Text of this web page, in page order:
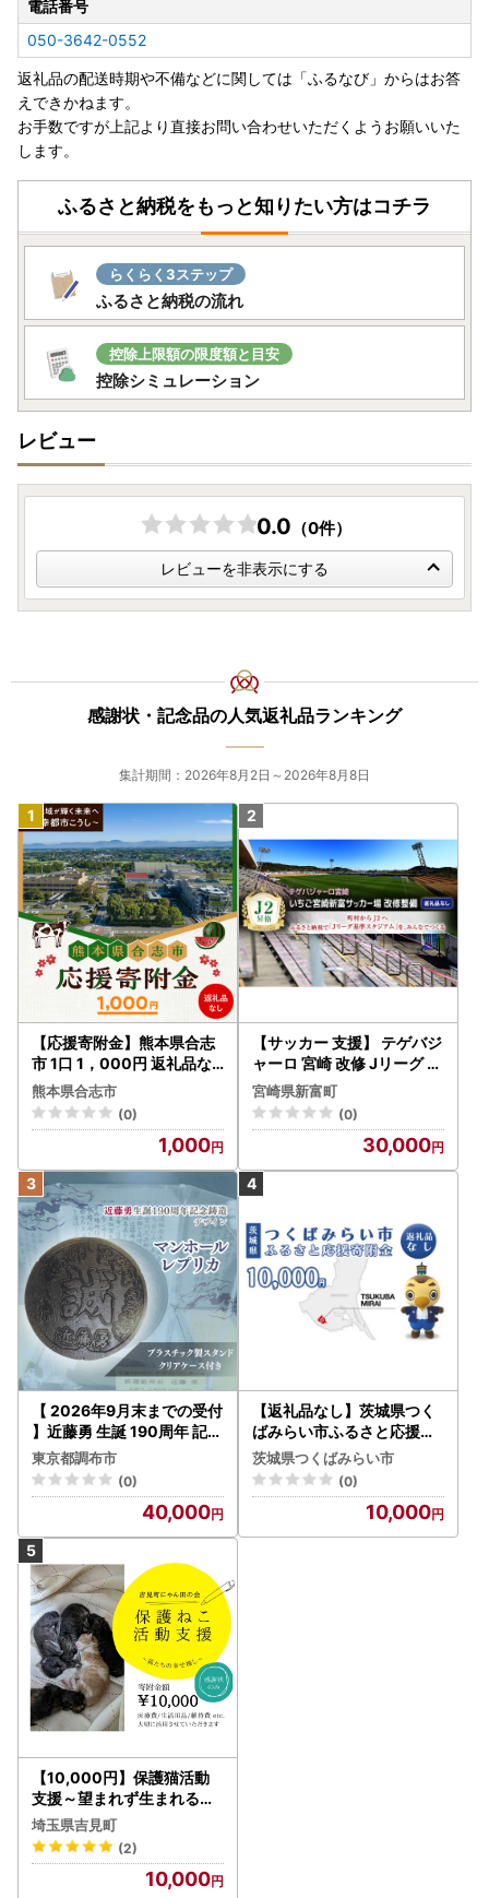
電話番号
050-3642-0552
返礼品の配送時期や不備などに関しては「ふるなび」からはお答
えできかねます。
お手数ですが上記より直接お問い合わせいただくようお願いいた
します。
ふるさと納税をもっと知りたい方はコチラ
らくらく3ステップ
ふるさと納税の流れ
控除上限額の限度額と目安
控除シミュレーション
レビュー
0.0 （0件）
レビューを非表示にする
感謝状・記念品の人気返礼品ランキング
集計期間：2026年8月2日～2026年8月8日
【応援寄附金】熊本県合志
市 1口 1，000円 返礼品な
しのご寄附 【合志市役所
】[AYBZ006]
熊本県合志市
(0)
1,000
【サッカー 支援】 テゲバジ
ャーロ 宮崎 改修 Jリーグ ス
タジアム 応援 S27
宮崎県新富町
(0)
30,000
【 2026年9月末までの受付
】近藤勇 生誕 190周年 記念
鋳造 デザイン マンホール
レプリカ | 新選組 株式会社
高橋商事資産管理オフィス
東京都調布市
(0)
40,000
【返礼品なし】茨城県つく
ばみらい市ふるさと応援寄
附金（10,000円)
茨城県つくばみらい市
(0)
10,000
【10,000円】保護猫活動
支援～望まれず生まれる命
を無くし、行き場を失った
猫たちの幸せ探し～
埼玉県吉見町
(2)
10,000